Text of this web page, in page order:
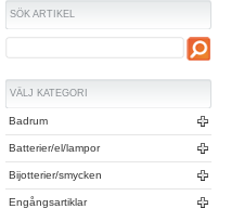
SÖK ARTIKEL
VÄLJ KATEGORI
Badrum
Batterier/el/lampor
Bijotterier/smycken
Engångsartiklar